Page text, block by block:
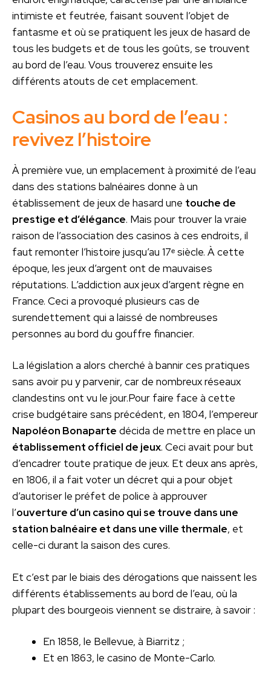
intimiste et feutrée, faisant souvent l’objet de
fantasme et où se pratiquent les jeux de hasard de
tous les budgets et de tous les goûts, se trouvent
au bord de l’eau. Vous trouverez ensuite les
différents atouts de cet emplacement.
Casinos au bord de l’eau :
revivez l’histoire
À première vue, un emplacement à proximité de l’eau
dans des stations balnéaires donne à un
établissement de jeux de hasard une touche de
prestige et d’élégance. Mais pour trouver la vraie
raison de l’association des casinos à ces endroits, il
faut remonter l’histoire jusqu’au 17ᵉ siècle. À cette
époque, les jeux d’argent ont de mauvaises
réputations. L’addiction aux jeux d’argent règne en
France. Ceci a provoqué plusieurs cas de
surendettement qui a laissé de nombreuses
personnes au bord du gouffre financier.
La législation a alors cherché à bannir ces pratiques
sans avoir pu y parvenir, car de nombreux réseaux
clandestins ont vu le jour.Pour faire face à cette
crise budgétaire sans précédent, en 1804, l’empereur
Napoléon Bonaparte décida de mettre en place un
établissement officiel de jeux. Ceci avait pour but
d’encadrer toute pratique de jeux. Et deux ans après,
en 1806, il a fait voter un décret qui a pour objet
d’autoriser le préfet de police à approuver
l’ouverture d’un casino qui se trouve dans une
station balnéaire et dans une ville thermale, et
celle-ci durant la saison des cures.
Et c’est par le biais des dérogations que naissent les
différents établissements au bord de l’eau, où la
plupart des bourgeois viennent se distraire, à savoir :
En 1858, le Bellevue, à Biarritz ;
Et en 1863, le casino de Monte-Carlo.